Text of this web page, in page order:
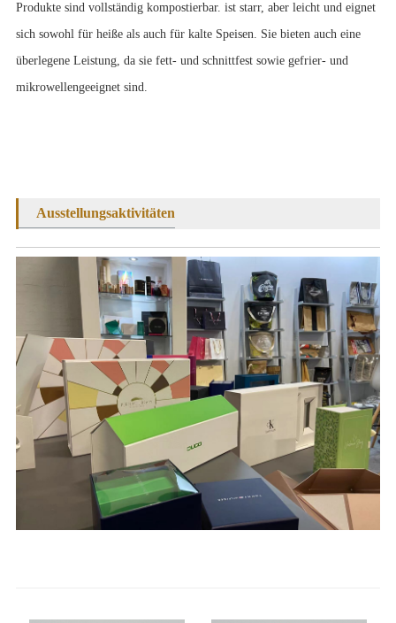
Produkte sind vollständig kompostierbar. ist starr, aber leicht und eignet
sich sowohl für heiße als auch für kalte Speisen. Sie bieten auch eine
überlegene Leistung, da sie fett- und schnittfest sowie gefrier- und
mikrowellengeeignet sind.
Ausstellungsaktivitäten